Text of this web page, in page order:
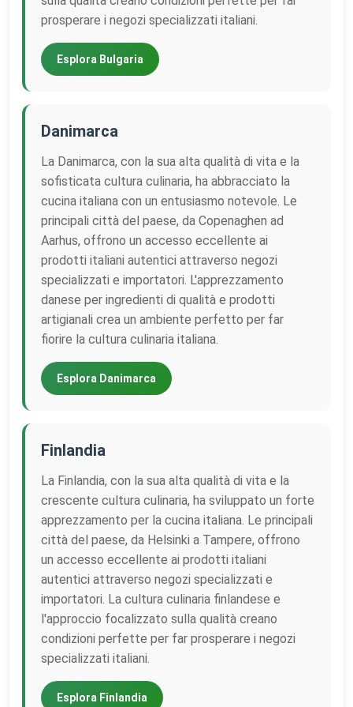
prosperare i negozi specializzati italiani.
Esplora Bulgaria
Danimarca
La Danimarca, con la sua alta qualità di vita e la
sofisticata cultura culinaria, ha abbracciato la
cucina italiana con un entusiasmo notevole. Le
principali città del paese, da Copenaghen ad
Aarhus, offrono un accesso eccellente ai
prodotti italiani autentici attraverso negozi
specializzati e importatori. L'apprezzamento
danese per ingredienti di qualità e prodotti
artigianali crea un ambiente perfetto per far
fiorire la cultura culinaria italiana.
Esplora Danimarca
Finlandia
La Finlandia, con la sua alta qualità di vita e la
crescente cultura culinaria, ha sviluppato un forte
apprezzamento per la cucina italiana. Le principali
città del paese, da Helsinki a Tampere, offrono
un accesso eccellente ai prodotti italiani
autentici attraverso negozi specializzati e
importatori. La cultura culinaria finlandese e
l'approccio focalizzato sulla qualità creano
condizioni perfette per far prosperare i negozi
specializzati italiani.
Esplora Finlandia